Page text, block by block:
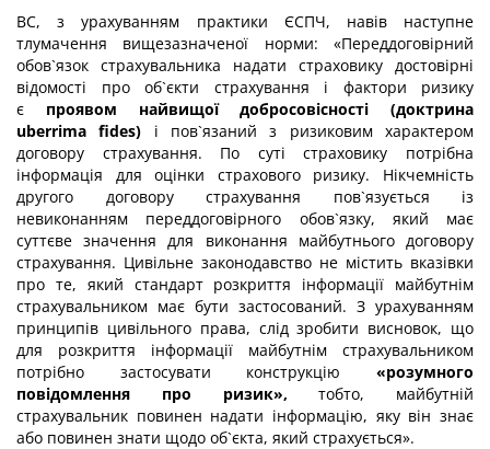
ВС, з урахуванням практики ЄСПЧ, навів наступне
тлумачення вищезазначеної норми: «Переддоговірний
обов`язок страхувальника надати страховику достовірні
відомості про об`єкти страхування і фактори ризику
є проявом найвищої добросовісності (доктрина
uberrima fides) і пов`язаний з ризиковим характером
договору страхування. По суті страховику потрібна
інформація для оцінки страхового ризику. Нікчемність
другого договору страхування пов`язується із
невиконанням переддоговірного обов`язку, який має
суттєве значення для виконання майбутнього договору
страхування. Цивільне законодавство не містить вказівки
про те, який стандарт розкриття інформації майбутнім
страхувальником має бути застосований. З урахуванням
принципів цивільного права, слід зробити висновок, що
для розкриття інформації майбутнім страхувальником
потрібно застосувати конструкцію «розумного
повідомлення про ризик»,тобто, майбутній
страхувальник повинен надати інформацію, яку він знає
або повинен знати щодо об`єкта, який страхується».